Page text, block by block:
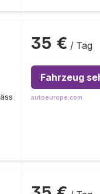
35 € / Tag
Fahrzeug
autoeurope.com